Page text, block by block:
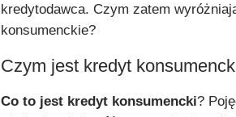
kredytodawca. Czym zatem
konsumenckie?
Czym jest kredyt
Co to jest kredyt konsumencki?